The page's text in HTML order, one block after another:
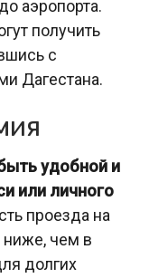
аэропорта.
получить
с
Дагестана.
удобной и
или личного
проезда на
ниже, чем в
долгих